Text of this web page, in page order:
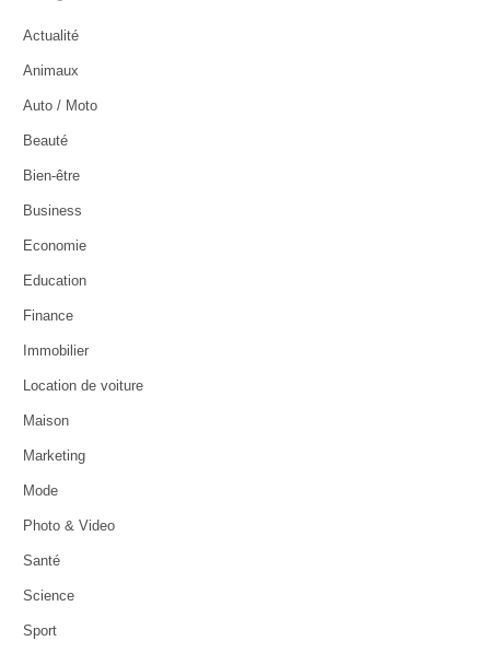
Actualité
Animaux
Auto / Moto
Beauté
Bien-être
Business
Economie
Education
Finance
Immobilier
Location de voiture
Maison
Marketing
Mode
Photo & Video
Santé
Science
Sport